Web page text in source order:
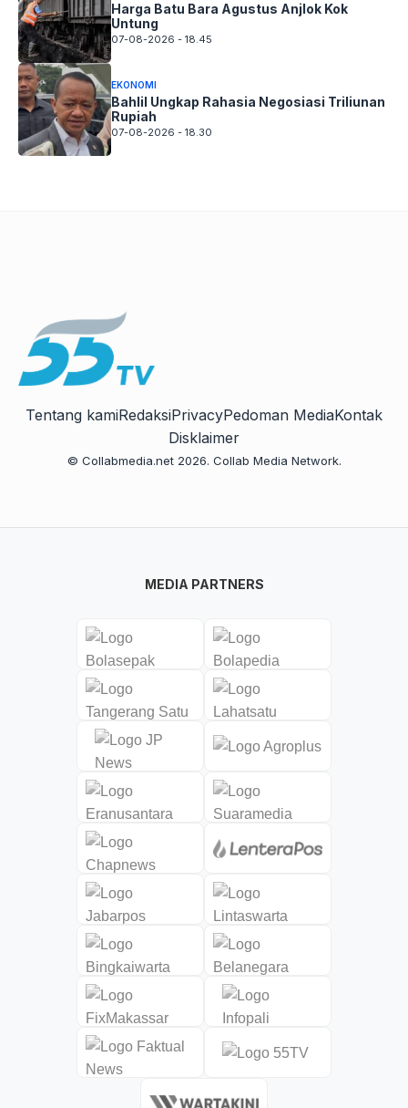
Harga Batu Bara Agustus Anjlok Kok
Untung
07-08-2026 - 18.45
EKONOMI
Bahlil Ungkap Rahasia Negosiasi Triliunan
Rupiah
07-08-2026 - 18.30
Tentang kamiRedaksiPrivacyPedoman MediaKontak
Disklaimer
© Collabmedia.net 2026. Collab Media Network.
MEDIA PARTNERS